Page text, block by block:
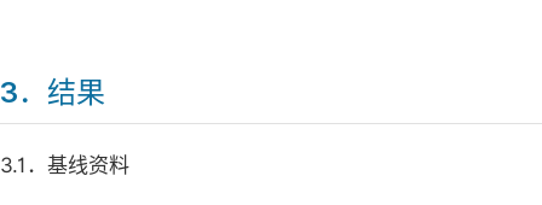
3．结果
3.1．基线资料